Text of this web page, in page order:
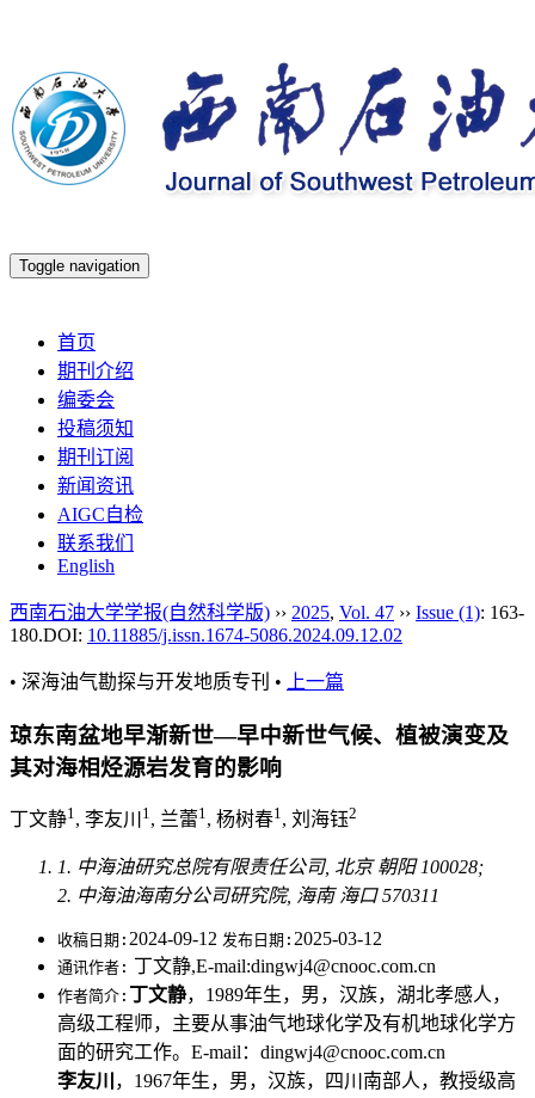
Toggle navigation
首页
期刊介绍
编委会
投稿须知
期刊订阅
新闻资讯
AIGC自检
联系我们
English
西南石油大学学报(自然科学版) ›› 2025, Vol. 47 ›› Issue (1): 163-
180.DOI: 10.11885/j.issn.1674-5086.2024.09.12.02
• 深海油气勘探与开发地质专刊 • 上一篇
琼东南盆地早渐新世—早中新世气候、植被演变及
其对海相烃源岩发育的影响
丁文静1, 李友川 1, 兰蕾1, 杨树春1, 刘海钰2
1. 中海油研究总院有限责任公司, 北京 朝阳 100028;
2. 中海油海南分公司研究院, 海南 海口 570311
收稿日期: 2024-09-12 发布日期: 2025-03-12
通讯作者: 丁文静,E-mail:dingwj4@cnooc.com.cn
作者简介: 丁文静，1989年生，男，汉族，湖北孝感人，
高级工程师，主要从事油气地球化学及有机地球化学方
面的研究工作。E-mail：dingwj4@cnooc.com.cn
李友川
，1967年生，男，汉族，四川南部人，教授级高